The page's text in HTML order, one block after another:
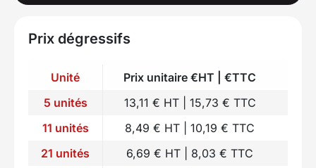
Prix dégressifs
Unité
Prix unitaire €HT | €TTC
5 unités
13,11 € HT | 15,73 € TTC
11 unités
8,49 € HT | 10,19 € TTC
21 unités
6,69 € HT | 8,03 € TTC